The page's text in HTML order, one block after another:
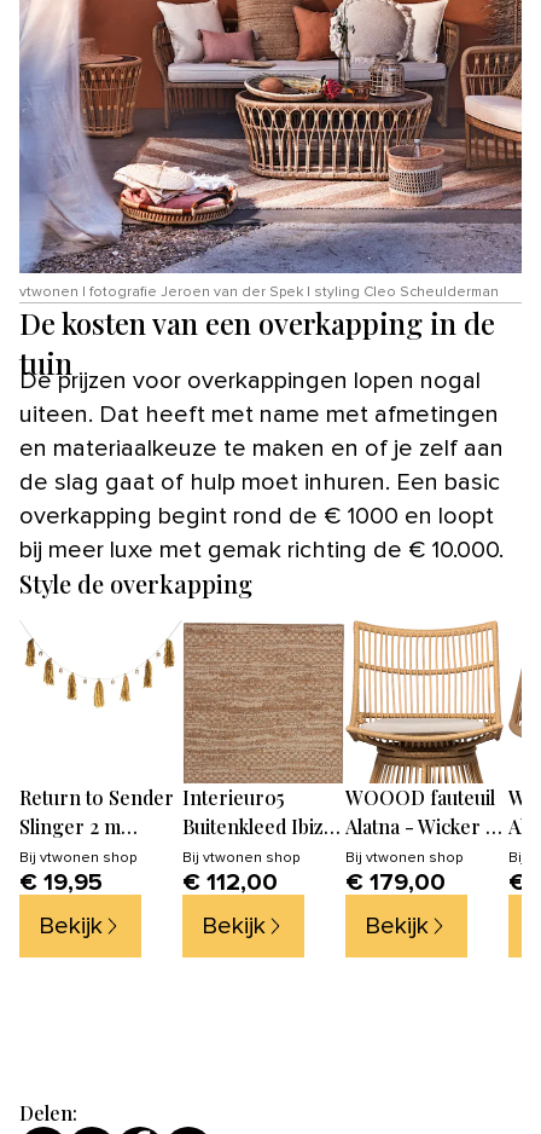
vtwonen | fotografie Jeroen van der Spek | styling Cleo Scheulderman
De kosten van een overkapping in de
tuin
De prijzen voor overkappingen lopen nogal
uiteen. Dat heeft met name met afmetingen
en materiaalkeuze te maken en of je zelf aan
de slag gaat of hulp moet inhuren. Een basic
overkapping begint rond de € 1000 en loopt
bij meer luxe met gemak richting de € 10.000.
Style de overkapping
Return to Sender
Slinger 2 m
okergeel
bohemian
Bij vtwonen shop
€ 19,95
Bekijk
Interieur05
Buitenkleed Ibiza
Oos Jute
Bij vtwonen shop
€ 112,00
Bekijk
WOOOD fauteuil
Alatna - Wicker -
Naturel -
80x64x53
Bij vtwonen shop
€ 179,00
Bekijk
Bij
€
Delen: